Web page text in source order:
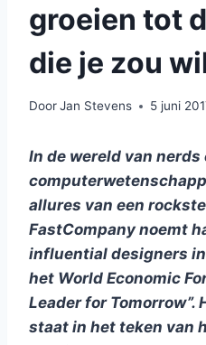
groeien tot
die je zou
DoorJan Stevens 5 juni
In de wereld van
allures van een
FastCompany noemt
influential designers
het World Economic
Leader for Tomorrow”.
staat in het teken van